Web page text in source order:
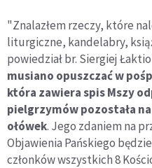
"Znalazłem rzeczy, które
liturgiczne, kandelabry,
powiedział br. Siergiej
musiano opuszczać w
która zawiera spis Mszy
pielgrzymów pozostała
ołówek. Jego zdaniem na
Objawienia Pańskiego
członków wszystkich 8